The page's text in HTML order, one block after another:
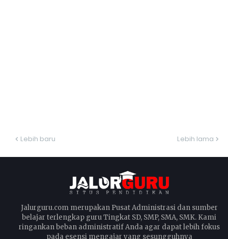
Lebih baru Lebih lama
Jalurguru.com merupakan Pusat Administrasi dan sumber
belajar terlengkap guru Tingkat SD, SMP, SMA, SMK. Kami
ringankan beban administratif Anda agar dapat lebih fokus
pada esensi mengajar yang sesungguhnya